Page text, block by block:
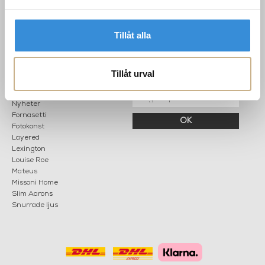
Tillåt alla
Tillåt urval
Lör: 11-15
KATEGORIER
Nyheter
Fornasetti
Fotokonst
Layered
Lexington
Louise Roe
Mateus
Missoni Home
Slim Aarons
Snurrade ljus
NYHETSBREV
OK